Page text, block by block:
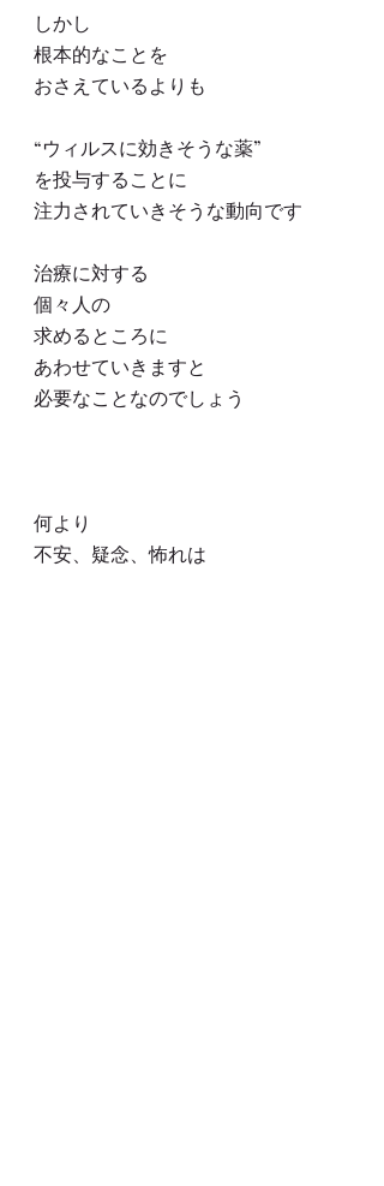
しかし
根本的なことを
おさえているよりも
“ウィルスに効きそうな薬”
を投与することに
注力されていきそうな動向です
治療に対する
個々人の
求めるところに
あわせていきますと
必要なことなのでしょう
何より
不安、疑念、怖れは